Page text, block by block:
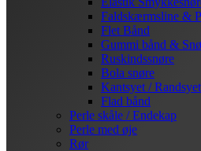
Faldskærmsline &
Flet Bånd
Gummi bånd &
Ruskindssnøre
Bola snøre
Kantsyet / Randsyet
Flad bånd
Perle skåle / Endekap
Perle med øje
Rør